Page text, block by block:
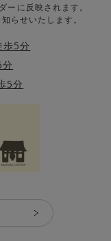
に反映されます。
らせいたします。
5分
5分